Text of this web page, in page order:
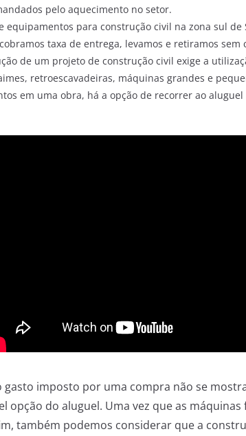
pelo aquecimento no setor.
equipamentos para construção civil na zona sul de
taxa de entrega, levamos e retiramos
de um projeto de construção civil exige a
retroescavadeiras, máquinas grandes e
em uma obra, há a opção de recorrer ao
gasto imposto por uma compra não se
opção do aluguel. Uma vez que as
também podemos considerar que a